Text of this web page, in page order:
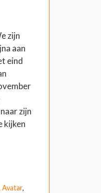
zijn
aan
eind
zijn
kijken
Avatar,